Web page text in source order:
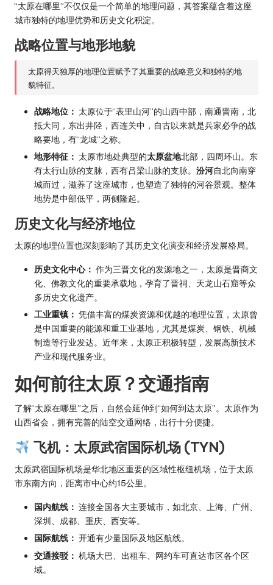
“太原在哪里”不仅仅是一个简单的地理问题，其答案蕴含着这座
城市独特的地理优势和历史文化积淀。
战略位置与地形地貌
太原得天独厚的地理位置赋予了其重要的战略意义和独特的地
貌特征。
战略地位： 太原位于“表里山河”的山西中部，南通晋南，北
抵大同，东出井陉，西连关中，自古以来就是兵家必争的战
略要地，有“龙城”之称。
地形特征： 太原市地处典型的太原盆地北部，四周环山。东
有太行山脉的支脉，西有吕梁山脉的支脉。 汾河自北向南穿
城而过，滋养了这座城市，也塑造了独特的河谷景观。整体
地势是中部低平，两侧隆起。
历史文化与经济地位
太原的地理位置也深刻影响了其历史文化演变和经济发展格局。
历史文化中心： 作为三晋文化的发源地之一，太原是晋商文
化、佛教文化的重要承载地，孕育了晋祠、天龙山石窟等众
多历史文化遗产。
工业重镇： 凭借丰富的煤炭资源和优越的地理位置，太原曾
是中国重要的能源和重工业基地，尤其是煤炭、钢铁、机械
制造等行业发达。近年来，太原正积极转型，发展高新技术
产业和现代服务业。
如何前往太原？交通指南
了解“太原在哪里”之后，自然会延伸到“如何到达太原”。太原作为
山西省会，拥有完善的陆空交通网络，出行十分便捷。
飞机：太原武宿国际机场 (TYN)
太原武宿国际机场是华北地区重要的区域性枢纽机场，位于太原
市东南方向，距离市中心约15公里。
国内航线： 连接全国各大主要城市，如北京、上海、广州、
深圳、成都、重庆、西安等。
国际航线： 开通有少量国际及地区航线。
交通接驳： 机场大巴、出租车、网约车可直达市区各个区
域。